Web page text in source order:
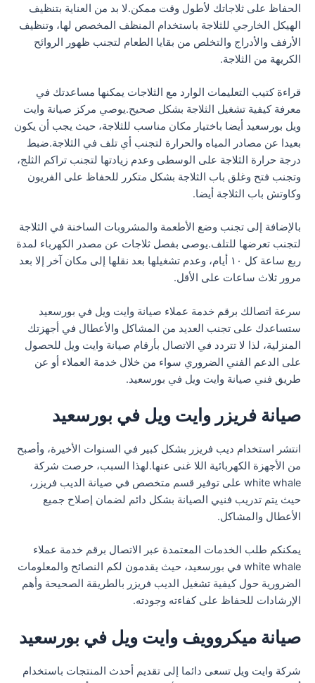
الحفاظ على ثلاجاتك لأطول وقت ممكن.لا بد من العناية بتنظيف
الهيكل الخارجي للثلاجة باستخدام المنظف المخصص لها، وتنظيف
الأرفف والأدراج والتخلص من بقايا الطعام لتجنب ظهور الروائح
الكريهة من الثلاجة.
قراءة كتيب التعليمات الوارد مع الثلاجات يمكنها مساعدتك في
معرفة كيفية تشغيل الثلاجة بشكل صحيح.يوصي مركز صيانة وايت
ويل بورسعيد أيضا باختيار مكان مناسب للثلاجة، حيث يجب أن يكون
بعيدا عن مصادر المياه والحرارة لتجنب أي تلف في الثلاجة.ضبط
درجة حرارة الثلاجة على الوسطى وعدم زيادتها لتجنب تراكم الثلج،
وتجنب فتح وغلق باب الثلاجة بشكل متكرر للحفاظ على الفريون
وكاوتش باب الثلاجة أيضا.
بالإضافة إلى تجنب وضع الأطعمة والمشروبات الساخنة في الثلاجة
لتجنب تعرضها للتلف.يوصى بفصل ثلاجات عن مصدر الكهرباء لمدة
ربع ساعة كل ١٠ أيام، وعدم تشغيلها بعد نقلها إلى مكان آخر إلا بعد
مرور ثلاث ساعات على الأقل.
سرعة اتصالك برقم خدمة عملاء صيانة وايت ويل في بورسعيد
ستساعدك على تجنب العديد من المشاكل والأعطال في أجهزتك
المنزلية، لذا لا تتردد في الاتصال بأرقام صيانة وايت ويل للحصول
على الدعم الفني الضروري سواء من خلال خدمة العملاء أو عن
طريق فني صيانة وايت ويل في بورسعيد.
صيانة فريزر وايت ويل في بورسعيد
انتشر استخدام ديب فريزر بشكل كبير في السنوات الأخيرة، وأصبح
من الأجهزة الكهربائية اللا غنى عنها.لهذا السبب، حرصت شركة
white whale على توفير قسم متخصص في صيانة الديب فريزر،
حيث يتم تدريب فنيي الصيانة بشكل دائم لضمان إصلاح جميع
الأعطال والمشاكل.
يمكنكم طلب الخدمات المعتمدة عبر الاتصال برقم خدمة عملاء
white whale في بورسعيد، حيث يقدمون لكم النصائح والمعلومات
الضرورية حول كيفية تشغيل الديب فريزر بالطريقة الصحيحة وأهم
الإرشادات للحفاظ على كفاءته وجودته.
صيانة ميكروويف وايت ويل في بورسعيد
شركة وايت ويل تسعى دائما إلى تقديم أحدث المنتجات باستخدام